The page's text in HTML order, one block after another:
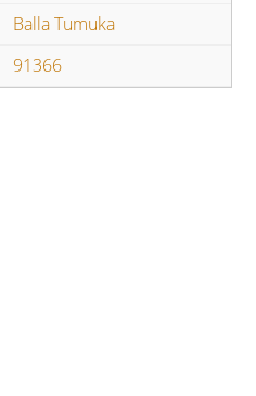
Balla Tumuka
91366